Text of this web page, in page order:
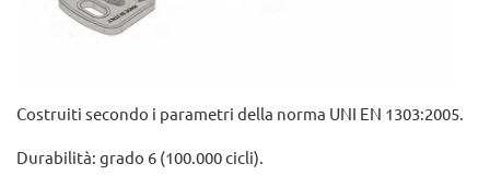
Costruiti secondo i parametri della norma UNI EN 1303:2005.
Durabilità: grado 6 (100.000 cicli).